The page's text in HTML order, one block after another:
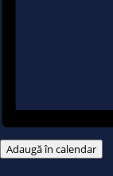
Adaugă în calendar